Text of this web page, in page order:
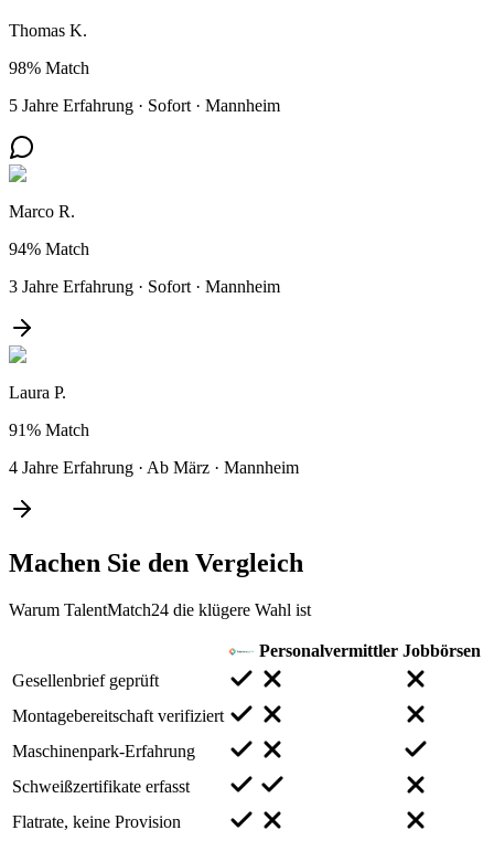
Thomas K.
98% Match
5 Jahre Erfahrung · Sofort · Mannheim
Marco R.
94% Match
3 Jahre Erfahrung · Sofort · Mannheim
Laura P.
91% Match
4 Jahre Erfahrung · Ab März · Mannheim
Machen Sie den Vergleich
Warum TalentMatch24 die klügere Wahl ist
Personalvermittler Jobbörsen
Gesellenbrief geprüft
Montagebereitschaft verifiziert
Maschinenpark-Erfahrung
Schweißzertifikate erfasst
Flatrate, keine Provision